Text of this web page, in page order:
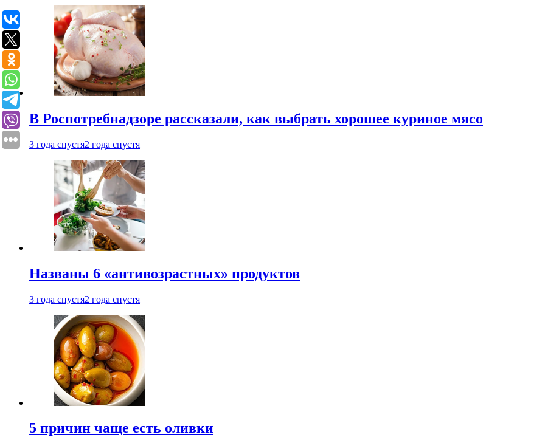
В Роспотребнадзоре рассказали, как выбрать хорошее куриное мясо
3 года спустя2 года спустя
Названы 6 «антивозрастных» продуктов
3 года спустя2 года спустя
5 причин чаще есть оливки